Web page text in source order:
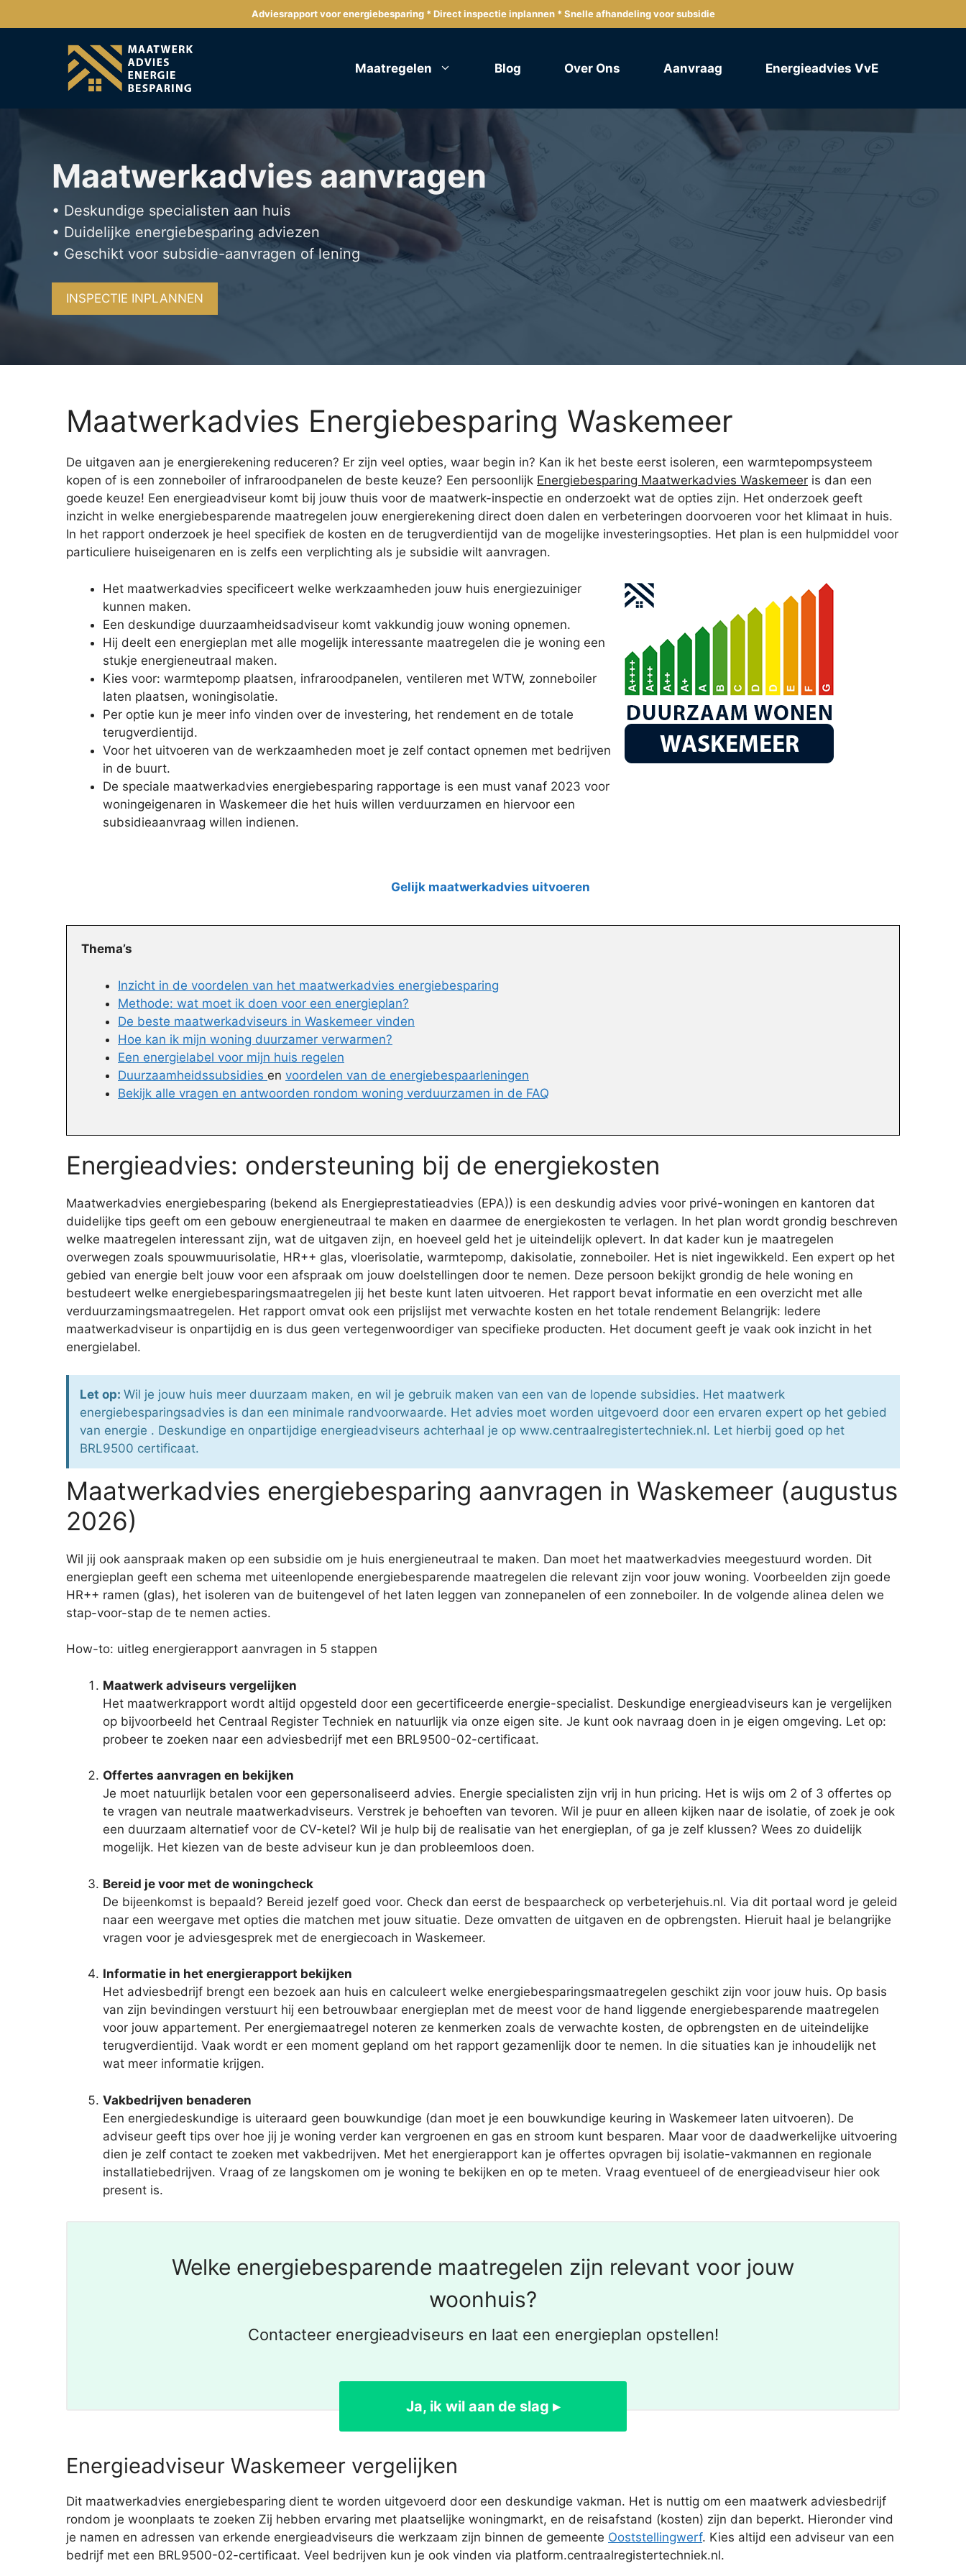
naar
Adviesrapport voor energiebesparing * Direct inspectie inplannen * Snelle afhandeling voor subsidie
Maatregelen Blog Over Ons Aanvraag Energieadvies VvE
Maatwerkadvies aanvragen
• Deskundige specialisten aan huis
• Duidelijke energiebesparing adviezen
• Geschikt voor subsidie-aanvragen of lening
INSPECTIE INPLANNEN
Maatwerkadvies Energiebesparing Waskemeer
De uitgaven aan je energierekening reduceren? Er zijn veel opties, waar begin in? Kan ik het beste eerst isoleren, een warmtepompsysteem
kopen of is een zonneboiler of infraroodpanelen de beste keuze? Een persoonlijk Energiebesparing Maatwerkadvies Waskemeer is dan een
goede keuze! Een energieadviseur komt bij jouw thuis voor de maatwerk-inspectie en onderzoekt wat de opties zijn. Het onderzoek geeft
inzicht in welke energiebesparende maatregelen jouw energierekening direct doen dalen en verbeteringen doorvoeren voor het klimaat in huis.
In het rapport onderzoek je heel specifiek de kosten en de terugverdientijd van de mogelijke investeringsopties. Het plan is een hulpmiddel voor
particuliere huiseigenaren en is zelfs een verplichting als je subsidie wilt aanvragen.
Het maatwerkadvies specificeert welke werkzaamheden jouw huis energiezuiniger
kunnen maken.
Een deskundige duurzaamheidsadviseur komt vakkundig jouw woning opnemen.
Hij deelt een energieplan met alle mogelijk interessante maatregelen die je woning een
stukje energieneutraal maken.
Kies voor: warmtepomp plaatsen, infraroodpanelen, ventileren met WTW, zonneboiler
laten plaatsen, woningisolatie.
Per optie kun je meer info vinden over de investering, het rendement en de totale
terugverdientijd.
Voor het uitvoeren van de werkzaamheden moet je zelf contact opnemen met bedrijven
in de buurt.
De speciale maatwerkadvies energiebesparing rapportage is een must vanaf 2023 voor
woningeigenaren in Waskemeer die het huis willen verduurzamen en hiervoor een
subsidieaanvraag willen indienen.
Gelijk maatwerkadvies uitvoeren
Thema’s
Inzicht in de voordelen van het maatwerkadvies energiebesparing
Methode: wat moet ik doen voor een energieplan?
De beste maatwerkadviseurs in Waskemeer vinden
Hoe kan ik mijn woning duurzamer verwarmen?
Een energielabel voor mijn huis regelen
Duurzaamheidssubsidies en voordelen van de energiebespaarleningen
Bekijk alle vragen en antwoorden rondom woning verduurzamen in de FAQ
Energieadvies: ondersteuning bij de energiekosten
Maatwerkadvies energiebesparing (bekend als Energieprestatieadvies (EPA)) is een deskundig advies voor privé-woningen en kantoren dat
duidelijke tips geeft om een gebouw energieneutraal te maken en daarmee de energiekosten te verlagen. In het plan wordt grondig beschreven
welke maatregelen interessant zijn, wat de uitgaven zijn, en hoeveel geld het je uiteindelijk oplevert. In dat kader kun je maatregelen
overwegen zoals spouwmuurisolatie, HR++ glas, vloerisolatie, warmtepomp, dakisolatie, zonneboiler. Het is niet ingewikkeld. Een expert op het
gebied van energie belt jouw voor een afspraak om jouw doelstellingen door te nemen. Deze persoon bekijkt grondig de hele woning en
bestudeert welke energiebesparingsmaatregelen jij het beste kunt laten uitvoeren. Het rapport bevat informatie en een overzicht met alle
verduurzamingsmaatregelen. Het rapport omvat ook een prijslijst met verwachte kosten en het totale rendement Belangrijk: Iedere
maatwerkadviseur is onpartijdig en is dus geen vertegenwoordiger van specifieke producten. Het document geeft je vaak ook inzicht in het
energielabel.
Let op: Wil je jouw huis meer duurzaam maken, en wil je gebruik maken van een van de lopende subsidies. Het maatwerk
energiebesparingsadvies is dan een minimale randvoorwaarde. Het advies moet worden uitgevoerd door een ervaren expert op het gebied
van energie . Deskundige en onpartijdige energieadviseurs achterhaal je op www.centraalregistertechniek.nl. Let hierbij goed op het
BRL9500 certificaat.
Maatwerkadvies energiebesparing aanvragen in Waskemeer (augustus
2026)
Wil jij ook aanspraak maken op een subsidie om je huis energieneutraal te maken. Dan moet het maatwerkadvies meegestuurd worden. Dit
energieplan geeft een schema met uiteenlopende energiebesparende maatregelen die relevant zijn voor jouw woning. Voorbeelden zijn goede
HR++ ramen (glas), het isoleren van de buitengevel of het laten leggen van zonnepanelen of een zonneboiler. In de volgende alinea delen we
stap-voor-stap de te nemen acties.
How-to: uitleg energierapport aanvragen in 5 stappen
Maatwerk adviseurs vergelijken
Het maatwerkrapport wordt altijd opgesteld door een gecertificeerde energie-specialist. Deskundige energieadviseurs kan je vergelijken
op bijvoorbeeld het Centraal Register Techniek en natuurlijk via onze eigen site. Je kunt ook navraag doen in je eigen omgeving. Let op:
probeer te zoeken naar een adviesbedrijf met een BRL9500-02-certificaat.
Offertes aanvragen en bekijken
Je moet natuurlijk betalen voor een gepersonaliseerd advies. Energie specialisten zijn vrij in hun pricing. Het is wijs om 2 of 3 offertes op
te vragen van neutrale maatwerkadviseurs. Verstrek je behoeften van tevoren. Wil je puur en alleen kijken naar de isolatie, of zoek je ook
een duurzaam alternatief voor de CV-ketel? Wil je hulp bij de realisatie van het energieplan, of ga je zelf klussen? Wees zo duidelijk
mogelijk. Het kiezen van de beste adviseur kun je dan probleemloos doen.
Bereid je voor met de woningcheck
De bijeenkomst is bepaald? Bereid jezelf goed voor. Check dan eerst de bespaarcheck op verbeterjehuis.nl. Via dit portaal word je geleid
naar een weergave met opties die matchen met jouw situatie. Deze omvatten de uitgaven en de opbrengsten. Hieruit haal je belangrijke
vragen voor je adviesgesprek met de energiecoach in Waskemeer.
Informatie in het energierapport bekijken
Het adviesbedrijf brengt een bezoek aan huis en calculeert welke energiebesparingsmaatregelen geschikt zijn voor jouw huis. Op basis
van zijn bevindingen verstuurt hij een betrouwbaar energieplan met de meest voor de hand liggende energiebesparende maatregelen
voor jouw appartement. Per energiemaatregel noteren ze kenmerken zoals de verwachte kosten, de opbrengsten en de uiteindelijke
terugverdientijd. Vaak wordt er een moment gepland om het rapport gezamenlijk door te nemen. In die situaties kan je inhoudelijk net
wat meer informatie krijgen.
Vakbedrijven benaderen
Een energiedeskundige is uiteraard geen bouwkundige (dan moet je een bouwkundige keuring in Waskemeer laten uitvoeren). De
adviseur geeft tips over hoe jij je woning verder kan vergroenen en gas en stroom kunt besparen. Maar voor de daadwerkelijke uitvoering
dien je zelf contact te zoeken met vakbedrijven. Met het energierapport kan je offertes opvragen bij isolatie-vakmannen en regionale
installatiebedrijven. Vraag of ze langskomen om je woning te bekijken en op te meten. Vraag eventueel of de energieadviseur hier ook
present is.
Welke energiebesparende maatregelen zijn relevant voor jouw
woonhuis?
Contacteer energieadviseurs en laat een energieplan opstellen!
Ja, ik wil aan de slag ▸
Energieadviseur Waskemeer vergelijken
Dit maatwerkadvies energiebesparing dient te worden uitgevoerd door een deskundige vakman. Het is nuttig om een maatwerk adviesbedrijf
rondom je woonplaats te zoeken Zij hebben ervaring met plaatselijke woningmarkt, en de reisafstand (kosten) zijn dan beperkt. Hieronder vind
je namen en adressen van erkende energieadviseurs die werkzaam zijn binnen de gemeente Ooststellingwerf. Kies altijd een adviseur van een
bedrijf met een BRL9500-02-certificaat. Veel bedrijven kun je ook vinden via platform.centraalregistertechniek.nl.